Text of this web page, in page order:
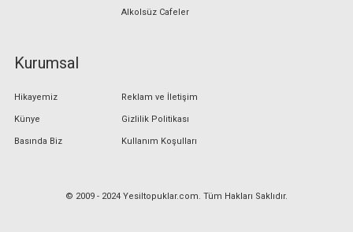
Alkolsüz Cafeler
Kurumsal
Hikayemiz
Künye
Basında Biz
Reklam ve İletişim
Gizlilik Politikası
Kullanım Koşulları
© 2009 - 2024 Yesiltopuklar.com. Tüm Hakları Saklıdır.